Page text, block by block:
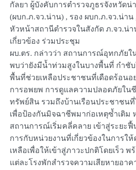
กัลยา ผู้บังคับการตำรวจภูธรจังหวัดน่
(ผบก.ภ.จว.น่าน) , รอง ผบก.ภ.จว.น่าน
หัวหน้าสถานีตำรวจในสังกัด ภ.จว.น่า
เกี่ยวข้อง ร่วมประชุม
ผบ.ตร. กล่าวว่า สถานการณ์อุทกภัย
พบว่ายังมีน้ำท่วมสูงในบางพื้นที่ กำชับ
พื้นที่ช่วยเหลือประชาชนที่เดือดร้อนอ
การอพยพ การดูแลความปลอดภัยใน
ทรัพย์สิน รวมถึงบ้านเรือนประชาชน
เพื่อป้องกันมิจฉาชีพมาก่อเหตุซ้ำเติม
สถานการณ์เริ่มคลี่คลาย เข้าสู่ระยะ
การกับหน่วยงานที่เกี่ยวข้องในการใ
เหลือเพื่อให้เข้าสู่ภาวะปกติโดยเร็ว พ
แต่ละโรงพักสำรวจความเสียหายอาค